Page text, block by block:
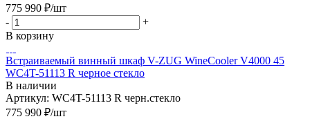
775 990 ₽/шт
-
+
В корзину
Встраиваемый винный шкаф V-ZUG WineCooler V4000 45
WC4T-51113 R черное стекло
В наличии
Артикул: WC4T-51113 R черн.стекло
775 990 ₽/шт